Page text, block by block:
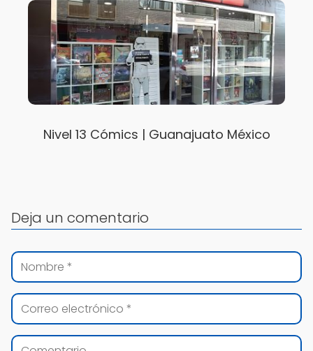
Nivel 13 Cómics | Guanajuato México
Deja un comentario